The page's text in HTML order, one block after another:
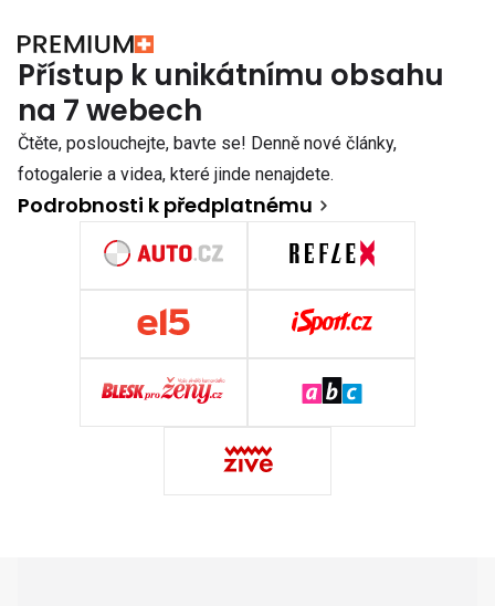
Přístup k unikátnímu obsahu
na 7 webech
Čtěte, poslouchejte, bavte se! Denně nové články,
fotogalerie a videa, které jinde nenajdete.
Podrobnosti k předplatnému